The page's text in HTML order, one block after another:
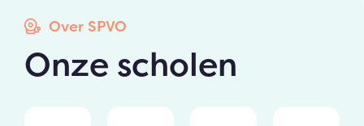
Over SPVO
Onze scholen